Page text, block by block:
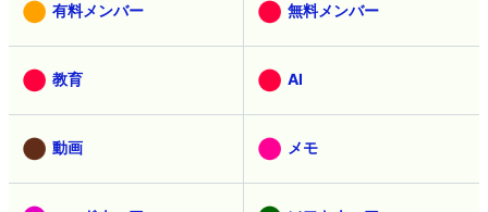
有料メンバー 無料メンバー
教育 AI
動画 メモ